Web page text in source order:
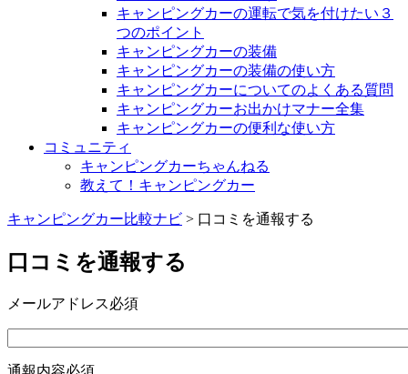
キャンピングカーの運転で気を付けたい３
つのポイント
キャンピングカーの装備
キャンピングカーの装備の使い方
キャンピングカーについてのよくある質問
キャンピングカーお出かけマナー全集
キャンピングカーの便利な使い方
コミュニティ
キャンピングカーちゃんねる
教えて！キャンピングカー
キャンピングカー比較ナビ > 口コミを通報する
口コミを通報する
メールアドレス必須
通報内容必須